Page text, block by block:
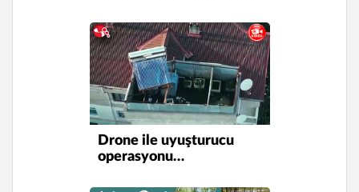
Drone ile uyuşturucu
operasyonu…